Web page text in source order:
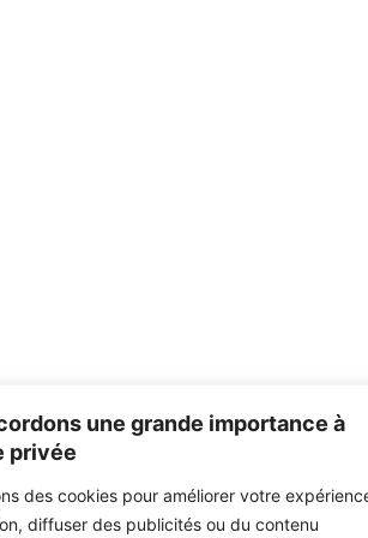
une grande importance à
privée
des cookies pour améliorer votre
diffuser des publicités ou du contenu